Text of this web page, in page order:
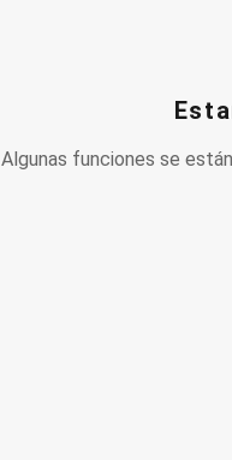
Algunas funciones se